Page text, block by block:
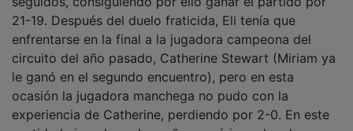
21-19. Después del duelo fraticida, Eli tenía que
enfrentarse en la final a la jugadora campeona del
circuito del año pasado, Catherine Stewart (Miriam ya
le ganó en el segundo encuentro), pero en esta
ocasión la jugadora manchega no pudo con la
experiencia de Catherine, perdiendo por 2-0. En este
partido la jugadora alcarreña acusó jugar los dos